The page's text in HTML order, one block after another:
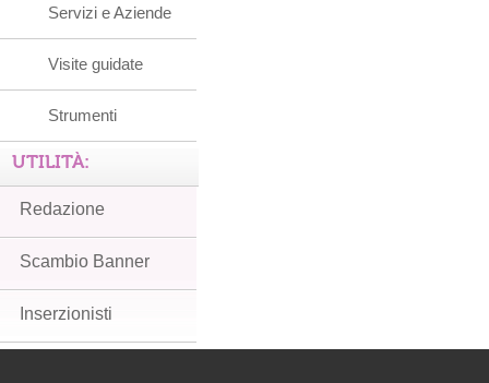
Servizi e Aziende
Visite guidate
Strumenti
UTILITÀ:
Redazione
Scambio Banner
Inserzionisti